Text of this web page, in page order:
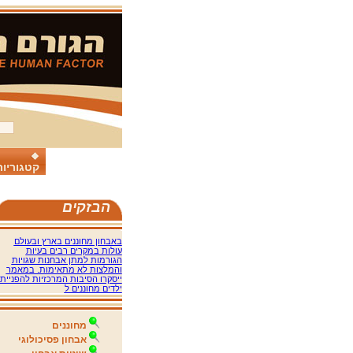
הבזקים
באבחון מחוננים בארץ ובעולם
עולות במקרים רבים בעיות
הגורמות למתן אבחנות שגויות
והמלצות לא מתאימות. במאמר
ייסקרו הסיבות המרכזיות להפניית
ילדים מחוננים ל‏
מחוננים
אבחון פסיכולוגי